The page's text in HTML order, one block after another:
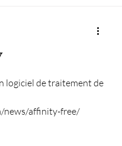
logiciel de traitement de
news/affinity-free/